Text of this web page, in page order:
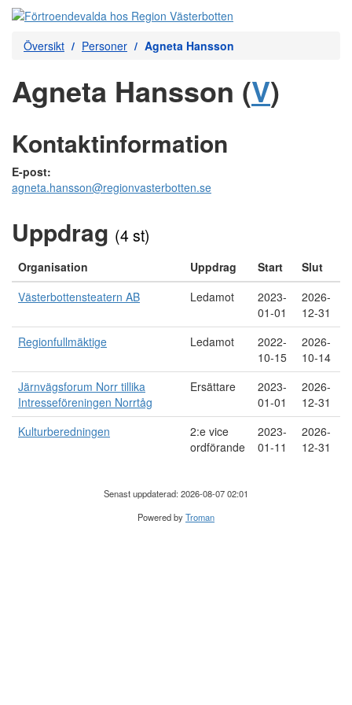
Översikt Personer Agneta Hansson
Agneta Hansson (V)
Kontaktinformation
E-post:
agneta.hansson@regionvasterbotten.se
Uppdrag (4 st)
Organisation Uppdrag Start
Slut
Västerbottensteatern AB
Ledamot
2023-
01-01
2026-
12-31
Regionfullmäktige
Ledamot
2022-
10-15
2026-
10-14
Järnvägsforum Norr tillika
Intresseföreningen Norrtåg
Ersättare
2023-
01-01
2026-
12-31
Kulturberedningen
2:e vice
ordförande
2023-
01-11
2026-
12-31
Senast uppdaterad: 2026-08-07 02:01
Powered byTroman